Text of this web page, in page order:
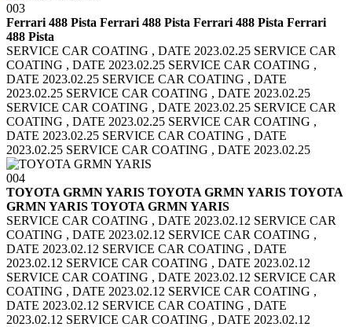
003
Ferrari 488 Pista Ferrari 488 Pista Ferrari 488 Pista Ferrari
488 Pista
SERVICE CAR COATING , DATE 2023.02.25 SERVICE CAR
COATING , DATE 2023.02.25 SERVICE CAR COATING ,
DATE 2023.02.25 SERVICE CAR COATING , DATE
2023.02.25 SERVICE CAR COATING , DATE 2023.02.25
SERVICE CAR COATING , DATE 2023.02.25 SERVICE CAR
COATING , DATE 2023.02.25 SERVICE CAR COATING ,
DATE 2023.02.25 SERVICE CAR COATING , DATE
2023.02.25 SERVICE CAR COATING , DATE 2023.02.25
004
TOYOTA GRMN YARIS TOYOTA GRMN YARIS TOYOTA
GRMN YARIS TOYOTA GRMN YARIS
SERVICE CAR COATING , DATE 2023.02.12 SERVICE CAR
COATING , DATE 2023.02.12 SERVICE CAR COATING ,
DATE 2023.02.12 SERVICE CAR COATING , DATE
2023.02.12 SERVICE CAR COATING , DATE 2023.02.12
SERVICE CAR COATING , DATE 2023.02.12 SERVICE CAR
COATING , DATE 2023.02.12 SERVICE CAR COATING ,
DATE 2023.02.12 SERVICE CAR COATING , DATE
2023.02.12 SERVICE CAR COATING , DATE 2023.02.12